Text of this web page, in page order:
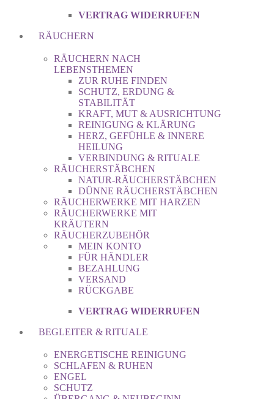
VERTRAG WIDERRUFEN
RÄUCHERN
RÄUCHERN NACH
LEBENSTHEMEN
ZUR RUHE FINDEN
SCHUTZ, ERDUNG &
STABILITÄT
KRAFT, MUT & AUSRICHTUNG
REINIGUNG & KLÄRUNG
HERZ, GEFÜHLE & INNERE
HEILUNG
VERBINDUNG & RITUALE
RÄUCHERSTÄBCHEN
NATUR-RÄUCHERSTÄBCHEN
DÜNNE RÄUCHERSTÄBCHEN
RÄUCHERWERKE MIT HARZEN
RÄUCHERWERKE MIT
KRÄUTERN
RÄUCHERZUBEHÖR
MEIN KONTO
FÜR HÄNDLER
BEZAHLUNG
VERSAND
RÜCKGABE
VERTRAG WIDERRUFEN
BEGLEITER & RITUALE
ENERGETISCHE REINIGUNG
SCHLAFEN & RUHEN
ENGEL
SCHUTZ